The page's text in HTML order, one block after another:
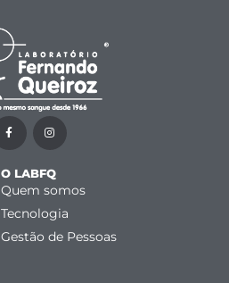
O LABFQ
Quem somos
Tecnologia
Gestão de Pessoas